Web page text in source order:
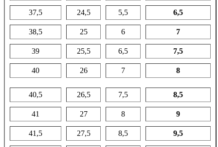
37,5 24,5 5,5 6,5
38,5 25 6 7
39 25,5 6,5 7,5
40 26 7 8
40,5 26,5 7,5 8,5
41 27 8 9
41,5 27,5 8,5 9,5